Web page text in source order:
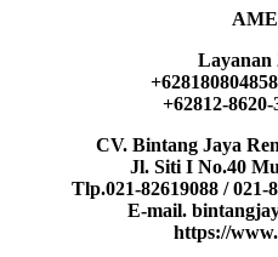
Layanan
+62812-
CV. Bintang Jaya
Jl. Siti I No.40
Tlp.021-82619088 / 021-
E-mail.
https://